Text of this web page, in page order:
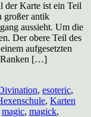
der Karte ist ein Teil
großer antik
aussieht. Um die
Der obere Teil des
aufgesetzten
Ranken […]
, esoteric,
, Karten
magic, magick,